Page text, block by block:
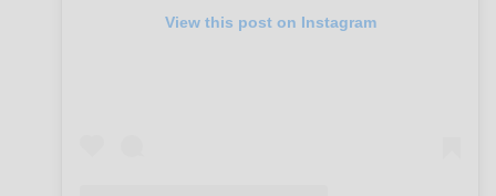
View this post on Instagram